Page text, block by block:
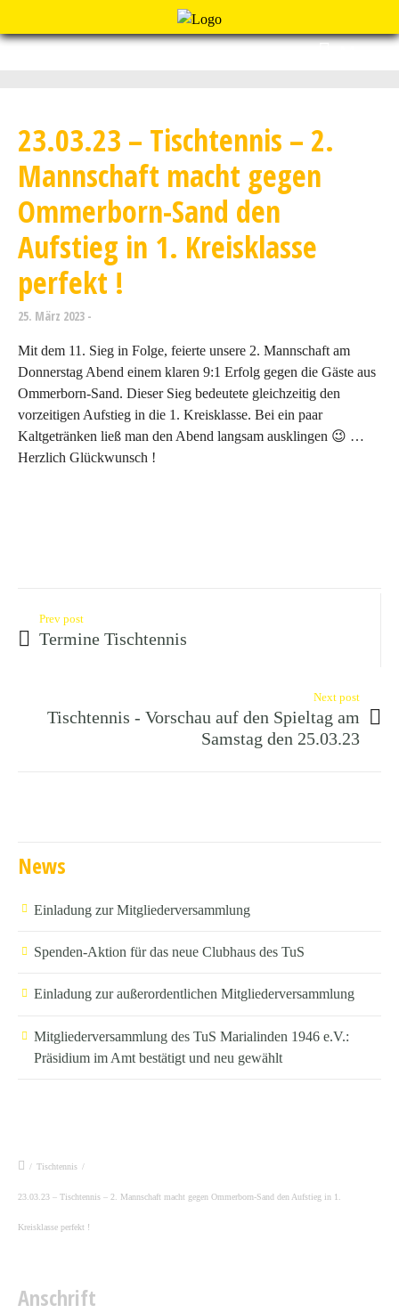
23.03.23 – Tischtennis – 2.
Mannschaft macht gegen
Ommerborn-Sand den
Aufstieg in 1. Kreisklasse
perfekt !
25. März 2023
Mit dem 11. Sieg in Folge, feierte unsere 2. Mannschaft am
Donnerstag Abend einem klaren 9:1 Erfolg gegen die Gäste aus
Ommerborn-Sand. Dieser Sieg bedeutete gleichzeitig den
vorzeitigen Aufstieg in die 1. Kreisklasse. Bei ein paar
Kaltgetränken ließ man den Abend langsam ausklingen 😉 …
Herzlich Glückwunsch !
Prev post
Termine Tischtennis
Next post
Tischtennis - Vorschau auf den Spieltag am
Samstag den 25.03.23
News
Einladung zur Mitgliederversammlung
Spenden-Aktion für das neue Clubhaus des TuS
Einladung zur außerordentlichen Mitgliederversammlung
Mitgliederversammlung des TuS Marialinden 1946 e.V.:
Präsidium im Amt bestätigt und neu gewählt
/ Tischtennis /
23.03.23 – Tischtennis – 2. Mannschaft macht gegen Ommerborn-Sand den Aufstieg in 1.
Kreisklasse perfekt !
Anschrift